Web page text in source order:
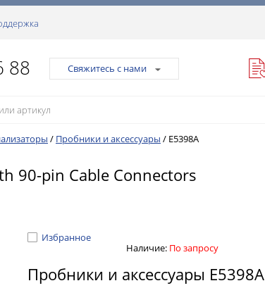
88 Свяжитесь с нами
/ Пробники и аксессуары / E5398A
90-pin Cable Connectors
Избранное
Наличие: По запросу
Пробники и аксессуары E5398A